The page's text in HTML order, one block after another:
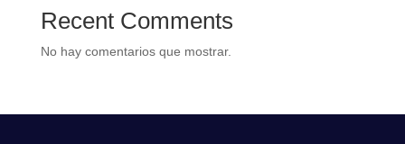
Recent Comments
No hay comentarios que mostrar.